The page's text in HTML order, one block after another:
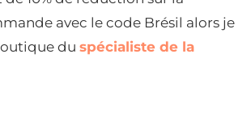
avec le code Brésil alors je
du spécialiste de la